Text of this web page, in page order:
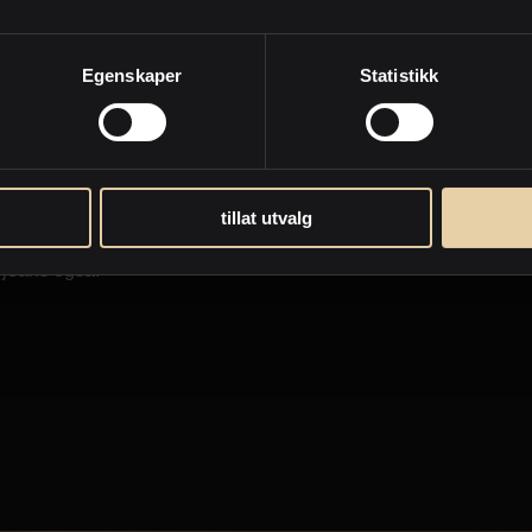
Egenskaper Statistikk
tillat utvalg
Diplom Økonom i
bygda.
også.